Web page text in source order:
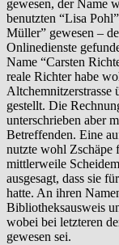
gewesen, der Name
benutzten “Lisa
Müller” gewesen –
Onlinedienste
Name “Carsten
reale Richter habe
Altchemnitzerstrasse
gestellt. Die
unterschrieben aber
Betreffenden. Eine
nutzte wohl Zschäpe
mittlerweile
ausgesagt, dass sie
hatte. An ihren
Bibliotheksausweis
wobei bei letzteren
gewesen sei.